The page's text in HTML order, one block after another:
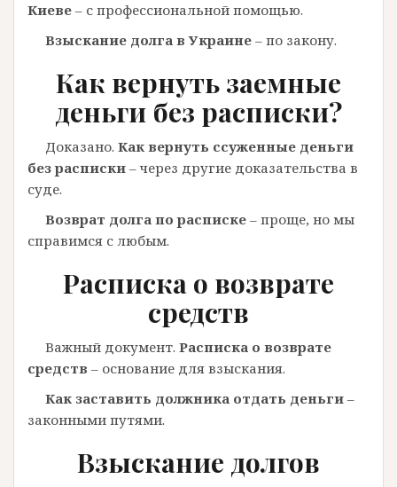
Киеве – с профессиональной помощью.
Взыскание долга в Украине – по закону.
Как вернуть заемные
деньги без расписки?
Доказано. Как вернуть ссуженные деньги
без расписки – через другие доказательства в
суде.
Возврат долга по расписке – проще, но мы
справимся с любым.
Расписка о возврате
средств
Важный документ. Расписка о возврате
средств – основание для взыскания.
Как заставить должника отдать деньги –
законными путями.
Взыскание долгов